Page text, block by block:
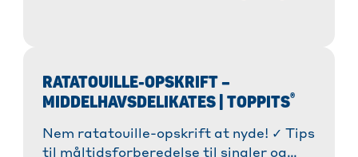
RATATOUILLE-OPSKRIFT –
MIDDELHAVSDELIKATES | TOPPITS®
Nem ratatouille-opskrift at nyde! ✓ Tips
til måltidsforberedelse til singler og